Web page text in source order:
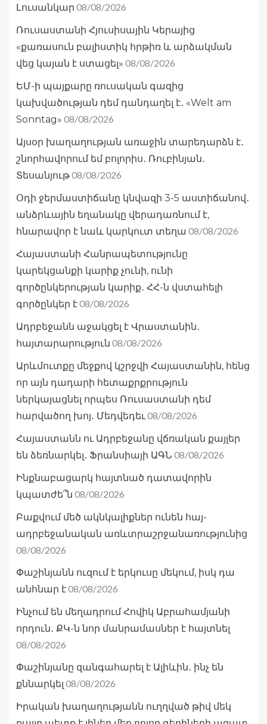
Լուսանկար 08/08/2026
Ռուսաստանի Հյուսիսային Կերայից
«քառասուն բալիստիկ հրթիռ և արձակման
վեց կայան է ստացել» 08/08/2026
ԵՄ-ի պայքարը ռուսական գազից
կախվածության դեմ դանդաղել է․ «Welt am
Sonntag» 08/08/2026
Այսօր խաղաղության առաջին տարեդարձն է․
շնորհավորում եմ բոլորիս․ Ռուբինյան․
Տեսանյութ08/08/2026
Օդի ջերմաստիճանը կնվազի 3-5 աստիճանով․
անձրևային եղանակը վերադառնում է,
հնարավոր է նաև կարկուտ տեղա 08/08/2026
Հայաստանի Հանրապետությունը
կարեկցանքի կարիք չունի, ունի
գործընկերության կարիք․ ՀՀ-ն վստահելի
գործընկեր է08/08/2026
Ադրբեջանն աջակցել է Վրաստանին․
հայտարարություն 08/08/2026
Արևմուտքը մեջքով կշրջվի Հայաստանին, հենց
որ այն դադարի հետաքրքրություն
ներկայացնել որպես Ռուսաստանի դեմ
հարվածող խոյ․ Մեդվեդեւ08/08/2026
Հայաստանն ու Ադրբեջանը վճռական քայլեր
են ձեռնարկել․ Ֆրանսիայի ԱԳՆ 08/08/2026
Ինքնաբացարկ հայտնած դատավորին
կպատժե՞ն 08/08/2026
Բաքվում մեծ ակնկալիքներ ունեն հայ-
ադրբեջանական առևտրաշրջանառությունից
08/08/2026
Փաշինյանն ուզում է երկուսը մեկում, իսկ դա
անհնար է08/08/2026
Ինչում են մեղադրում Հովիկ Աբրահամյանի
որդուն․ ՔԿ-ն նոր մանրամասներ է հայտնել
08/08/2026
Փաշինյանը զանգահարել է Ալիևին․ ինչ են
քննարկել 08/08/2026
Իրական խաղաղությանն ուղղված թիվ մեկ